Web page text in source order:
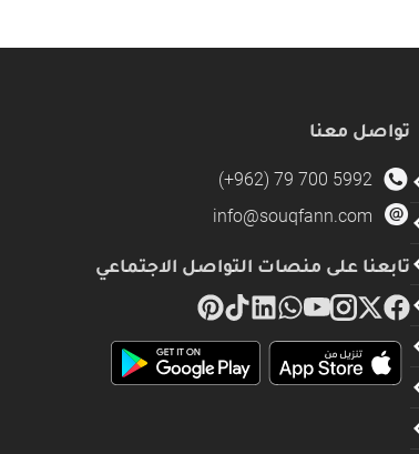
تواصل معنا
(+962) 79 700 5992
info@souqfann.com
تابعنا على منصات التواصل الاجتماعي